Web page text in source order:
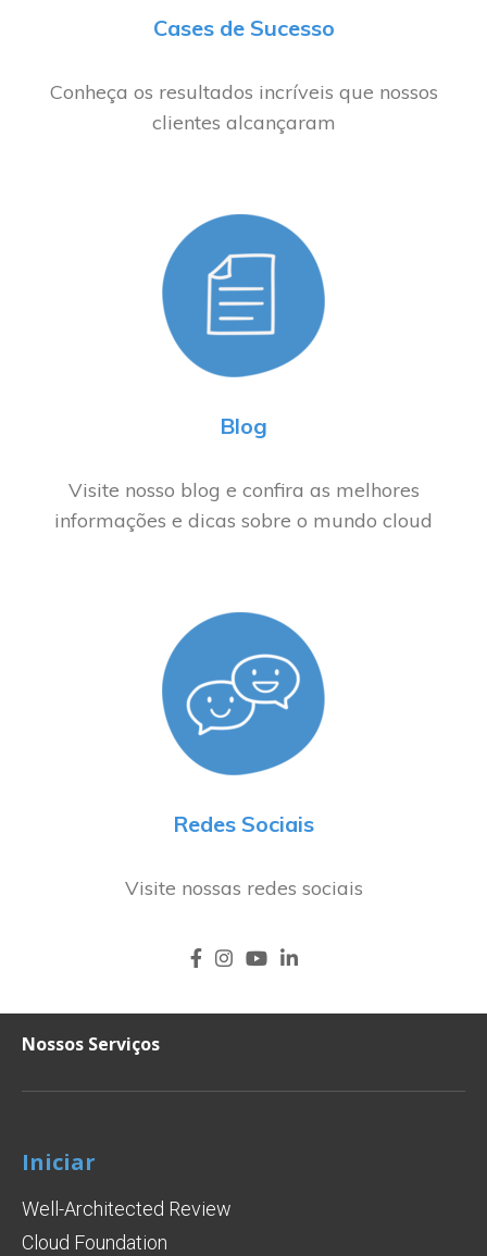
Cases de Sucesso
Conheça os resultados incríveis que nossos
clientes alcançaram
Blog
Visite nosso blog e confira as melhores
informações e dicas sobre o mundo cloud
Redes Sociais
Visite nossas redes sociais
Nossos Serviços
Iniciar
Well-Architected Review
Cloud Foundation